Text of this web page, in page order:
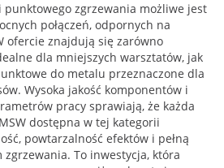
zgrzewania możliwe jest
połączeń, odpornych na
ofercie znajdują się zarówno
dla mniejszych warsztatów, jak
do metalu przeznaczone dla
Wysoka jakość komponentów i
pracy sprawiają, że każda
dostępna w tej kategorii
powtarzalność efektów i pełną
To inwestycja, która